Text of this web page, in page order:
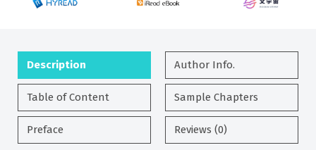
Description Author Info.
Table of Content Sample Chapters
Preface Reviews (0)